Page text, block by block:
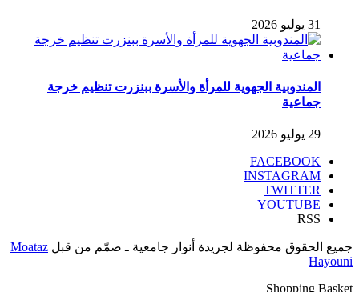
31 يوليو 2026
المندوبية الجهوية للمرأة والأسرة ببنزرت تنظيم خرجة
جماعية
29 يوليو 2026
FACEBOOK
INSTAGRAM
TWITTER
YOUTUBE
RSS
جميع الحقوق محفوظة لجريدة أنوار جامعية ـ صمّم من قبل Moataz
Hayouni
Shopping Basket